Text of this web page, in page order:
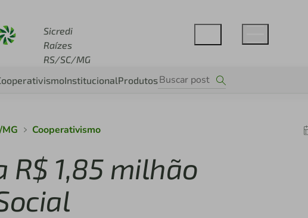
Sicredi
Raízes
RS/SC/MG
InstitucionalProdutos
Cooperativismo
R$ 1,85 milhão